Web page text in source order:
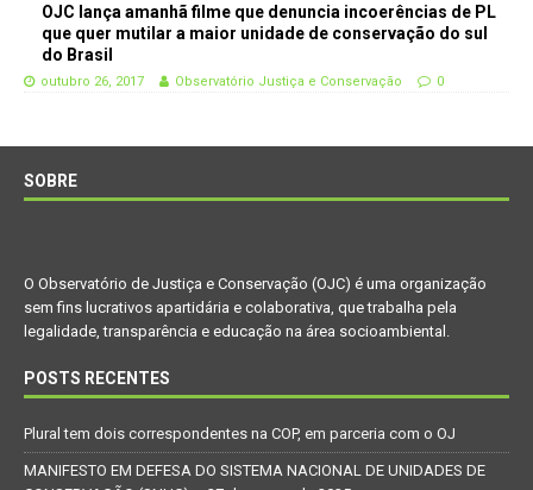
OJC lança amanhã filme que denuncia incoerências de PL
que quer mutilar a maior unidade de conservação do sul
do Brasil
outubro 26, 2017 Observatório Justiça e Conservação 0
SOBRE
O Observatório de Justiça e Conservação (OJC) é uma organização
sem fins lucrativos apartidária e colaborativa, que trabalha pela
legalidade, transparência e educação na área socioambiental.
POSTS RECENTES
Plural tem dois correspondentes na COP, em parceria com o OJ
MANIFESTO EM DEFESA DO SISTEMA NACIONAL DE UNIDADES DE